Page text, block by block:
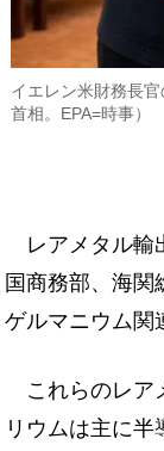
イエレン米財務長
首相。EPA=時事）
レアメタル輸
国商務部、海関
ゲルマニウム関
これらのレア
リウムは主に